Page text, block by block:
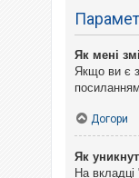
Як мені
Якщо ви є
посиланням
Догори
Як
На